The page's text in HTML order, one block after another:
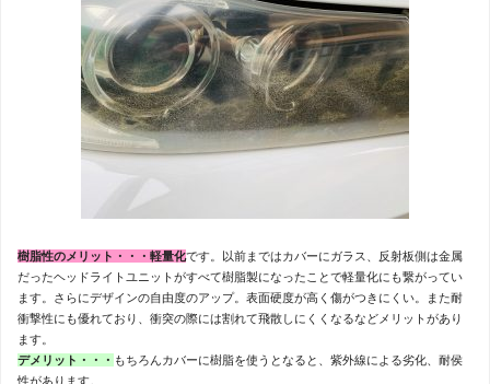
樹脂性のメリット・・・軽量化です。以前まではカバーにガラス、反射板側は金属
だったヘッドライトユニットがすべて樹脂製になったことで軽量化にも繋がってい
ます。さらにデザインの自由度のアップ。表面硬度が高く傷がつきにくい。また耐
衝撃性にも優れており、衝突の際には割れて飛散しにくくなるなどメリットがあり
ます。
デメリット・・・ もちろんカバーに樹脂を使うとなると、紫外線による劣化、耐侯
性があります。